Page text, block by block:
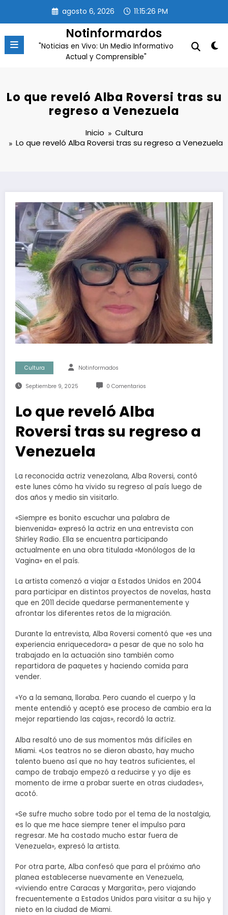
contenido
agosto 6, 2026 11:15:27 PM
Notinformardos
"Noticias en Vivo: Un Medio Informativo
Actual y Comprensible"
Lo que reveló Alba Roversi tras su
regreso a Venezuela
Inicio
Cultura
Lo que reveló Alba Roversi tras su regreso a Venezuela
Cultura Notinformados
Septiembre 9, 2025 0 Comentarios
Lo que reveló Alba
Roversi tras su regreso a
Venezuela
La reconocida actriz venezolana, Alba Roversi, contó
este lunes cómo ha vivido su regreso al país luego de
dos años y medio sin visitarlo.
«Siempre es bonito escuchar una palabra de
bienvenida» expresó la actriz en una entrevista con
Shirley Radio. Ella se encuentra participando
actualmente en una obra titulada «Monólogos de la
Vagina» en el país.
La artista comenzó a viajar a Estados Unidos en 2004
para participar en distintos proyectos de novelas, hasta
que en 2011 decide quedarse permanentemente y
afrontar los diferentes retos de la migración.
Durante la entrevista, Alba Roversi comentó que «es una
experiencia enriquecedora» a pesar de que no solo ha
trabajado en la actuación sino también como
repartidora de paquetes y haciendo comida para
vender.
«Yo a la semana, lloraba. Pero cuando el cuerpo y la
mente entendió y aceptó ese proceso de cambio era la
mejor repartiendo las cajas», recordó la actriz.
Alba resaltó uno de sus momentos más difíciles en
Miami. «Los teatros no se dieron abasto, hay mucho
talento bueno así que no hay teatros suficientes, el
campo de trabajo empezó a reducirse y yo dije es
momento de irme a probar suerte en otras ciudades»,
acotó.
«Se sufre mucho sobre todo por el tema de la nostalgia,
es lo que me hace siempre tener el impulso para
regresar. Me ha costado mucho estar fuera de
Venezuela», expresó la artista.
Por otra parte, Alba confesó que para el próximo año
planea establecerse nuevamente en Venezuela,
«viviendo entre Caracas y Margarita», pero viajando
frecuentemente a Estados Unidos para visitar a su hijo y
nieto en la ciudad de Miami.